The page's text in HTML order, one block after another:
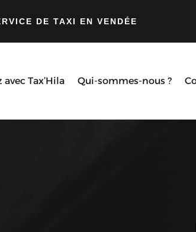
DE TAXI EN VENDÉE
avec Tax’Hila Qui-sommes-nous ?